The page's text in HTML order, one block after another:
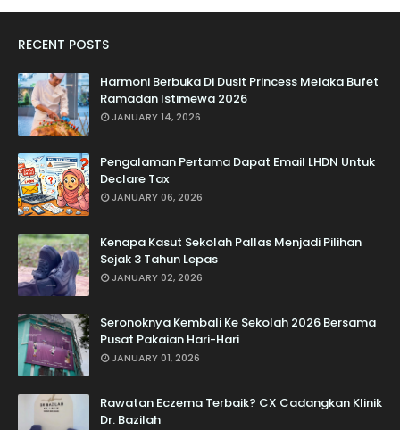
RECENT POSTS
Harmoni Berbuka Di Dusit Princess Melaka Bufet
Ramadan Istimewa 2026
JANUARY 14, 2026
Pengalaman Pertama Dapat Email LHDN Untuk
Declare Tax
JANUARY 06, 2026
Kenapa Kasut Sekolah Pallas Menjadi Pilihan
Sejak 3 Tahun Lepas
JANUARY 02, 2026
Seronoknya Kembali Ke Sekolah 2026 Bersama
Pusat Pakaian Hari-Hari
JANUARY 01, 2026
Rawatan Eczema Terbaik? CX Cadangkan Klinik
Dr. Bazilah